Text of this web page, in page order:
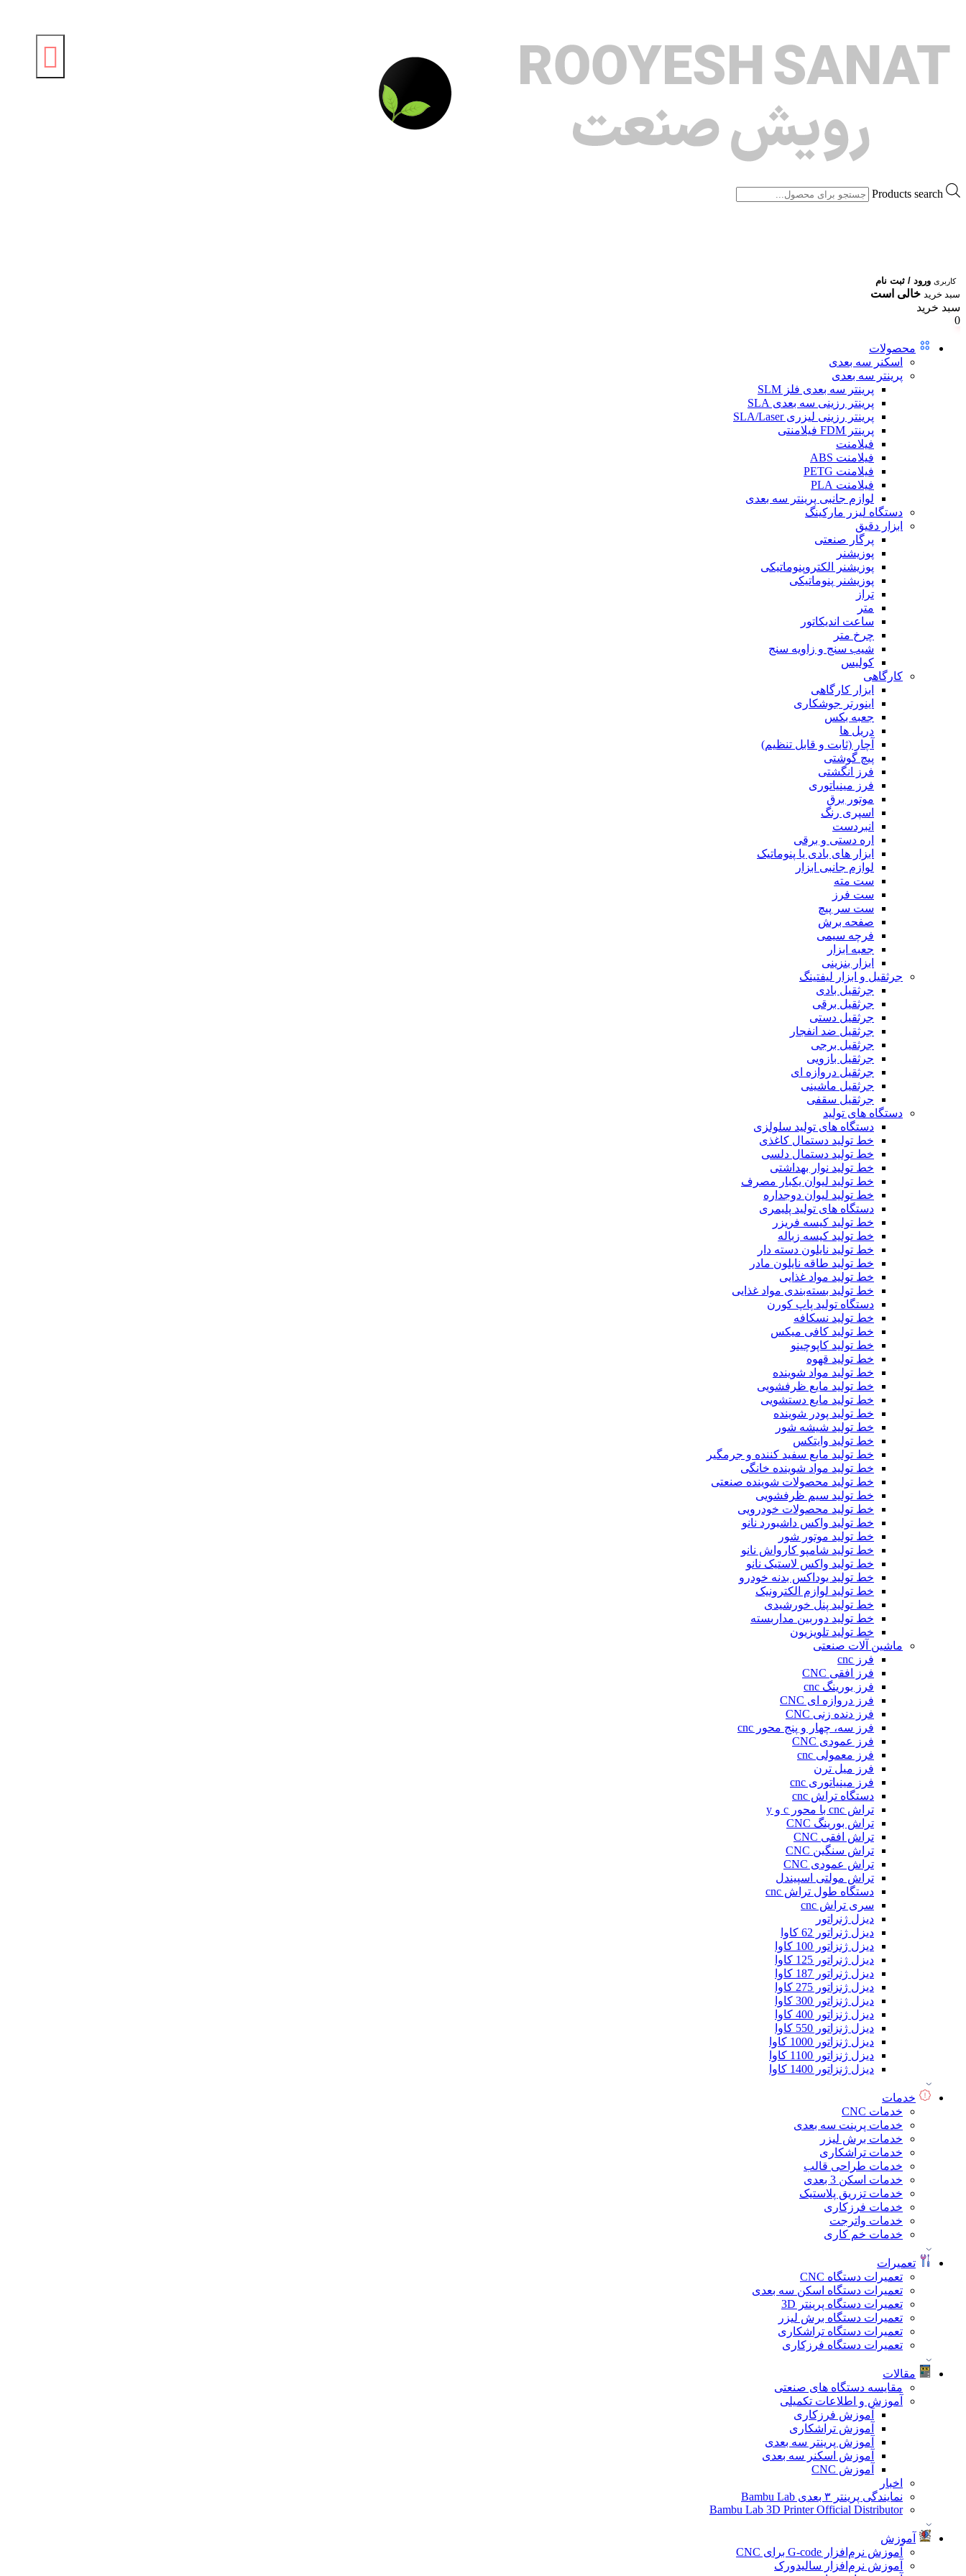
Products search
کاربری ورود / ثبت نام
سبد خرید خالی است
سبد خرید
0
محصولات
اسکنر سه بعدی
پرینتر سه بعدی
پرینتر سه بعدی فلز SLM
پرینتر رزینی سه بعدی SLA
پرینتر رزینی لیزری SLA/Laser
پرینتر FDM فیلامنتی
فیلامنت
فیلامنت ABS
فیلامنت PETG
فیلامنت PLA
لوازم جانبی پرینتر سه بعدی
دستگاه لیزر مارکینگ
ابزار دقیق
پرگار صنعتی
پوزیشنر
پوزیشنر الکتروپنوماتیکی
پوزیشنر پنوماتیکی
تراز
متر
ساعت اندیکاتور
چرخ متر
شیب سنج و زاویه سنج
کولیس
کارگاهی
ابزار کارگاهی
اینورتر جوشکاری
جعبه بکس
دریل ها
آچار (ثابت و قابل تنظیم)
پیچ گوشتی
فرز انگشتی
فرز مینیاتوری
موتور برق
اسپری رنگ
انبردست
اره دستی و برقی
ابزار های بادی یا پنوماتیک
لوازم جانبی ابزار
ست مته
ست فرز
ست سر پیچ
صفحه برش
فرچه سیمی
جعبه ابزار
ابزار بنزینی
جرثقیل و ابزار لیفتینگ
جرثقیل بادی
جرثقیل برقی
جرثقیل دستی
جرثقیل ضد انفجار
جرثقیل برجی
جرثقیل بازویی
جرثقیل دروازه ای
جرثقیل ماشینی
جرثقیل سقفی
دستگاه های تولید
دستگاه های تولید سلولزی
خط تولید دستمال کاغذی
خط تولید دستمال دلسی
خط تولید نوار بهداشتی
خط تولید لیوان یکبار مصرف
خط تولید لیوان دوجداره
دستگاه های تولید پلیمری
خط تولید کیسه فریزر
خط تولید کیسه زباله
خط تولید نایلون دسته دار
خط تولید طاقه نایلون مادر
خط تولید مواد غذایی
خط تولید بسته‌بندی مواد غذایی
دستگاه تولید پاپ کورن
خط تولید نسکافه
خط تولید کافی میکس
خط تولید کاپوچینو
خط تولید قهوه
خط تولید مواد شوینده
خط تولید مایع ظرفشویی
خط تولید مایع دستشویی
خط تولید پودر شوینده
خط تولید شیشه شور
خط تولید وایتکس
خط تولید مایع سفید کننده و جرمگیر
خط تولید مواد شوینده خانگی
خط تولید محصولات شوینده صنعتی
خط تولید سیم ظرفشویی
خط تولید محصولات خودرویی
خط تولید واکس داشبورد نانو
خط تولید موتور شور
خط تولید شامپو کارواش نانو
خط تولید واکس لاستیک نانو
خط تولید یوداکس بدنه خودرو
خط تولید لوازم الکترونیک
خط تولید پنل خورشیدی
خط تولید دوربین مداربسته
خط تولید تلویزیون
ماشین آلات صنعتی
فرز cnc
فرز افقی CNC
فرز بورینگ cnc
فرز دروازه ای CNC
فرز دنده زنی CNC
فرز سه، چهار و پنج محور cnc
فرز عمودی CNC
فرز معمولی cnc
فرز میل ترن
فرز مینیاتوری cnc
دستگاه تراش cnc
تراش cnc با محور c و y
تراش بورینگ CNC
تراش افقی CNC
تراش سنگین CNC
تراش عمودی CNC
تراش مولتی اسپیندل
دستگاه طول تراش cnc
سری تراش cnc
دیزل ژنراتور
دیزل ژنراتور 62 کاوا
دیزل ژنزاتور 100 کاوا
دیزل ژنراتور 125 کاوا
دیزل ژنراتور 187 کاوا
دیزل ژنزاتور 275 کاوا
دیزل ژنزاتور 300 کاوا
دیزل ژنزاتور 400 کاوا
دیزل ژنزاتور 550 کاوا
دیزل ژنزاتور 1000 کاوا
دیزل ژنزاتور 1100 کاوا
دیزل ژنزاتور 1400 کاوا
خدمات
خدمات CNC
خدمات پرینت سه بعدی
خدمات برش لیزر
خدمات تراشکاری
خدمات طراحی قالب
خدمات اسکن 3 بعدی
خدمات تزریق پلاستیک
خدمات فرزکاری
خدمات واترجت
خدمات خم کاری
تعمیرات
تعمیرات دستگاه CNC
تعمیرات دستگاه اسکن سه بعدی
تعمیرات دستگاه پرینتر 3D
تعمیرات دستگاه برش لیزر
تعمیرات دستگاه تراشکاری
تعمیرات دستگاه فرزکاری
مقالات
مقایسه دستگاه های صنعتی
آموزش و اطلاعات تکمیلی
آموزش فرزکاری
آموزش تراشکاری
آموزش پرینتر سه بعدی
آموزش اسکنر سه بعدی
آموزش CNC
اخبار
نمایندگی پرینتر ۳ بعدی Bambu Lab
Bambu Lab 3D Printer Official Distributor
آموزش
آموزش نرم‌افزار G-code برای CNC
آموزش نرم‌افزار سالیدورک